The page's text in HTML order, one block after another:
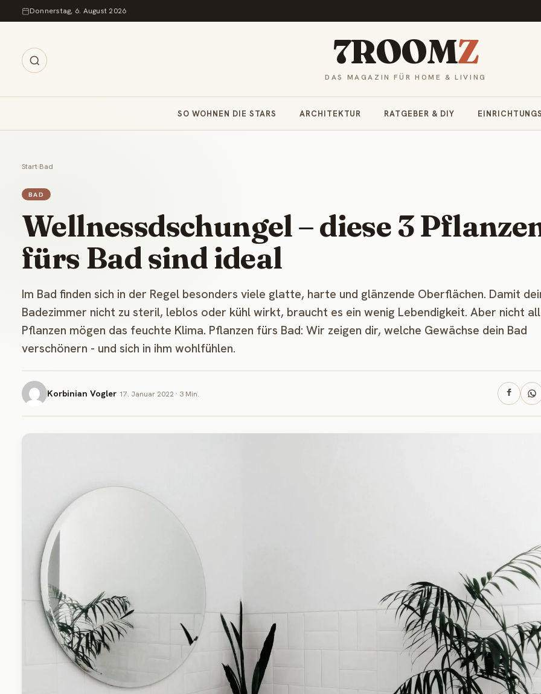
Zum Inhalt springen
Donnerstag, 6. August 2026
7ROOMZ
DAS MAGAZIN FÜR HOME & LIVING
SO WOHNEN DIE STARS ARCHITEKTUR RATGEBER & DIY
Start›Bad
BAD
Wellnessdschungel – diese 3
fürs Bad sind ideal
Im Bad finden sich in der Regel besonders viele glatte, harte und glänzende Oberflächen. Damit
Badezimmer nicht zu steril, leblos oder kühl wirkt, braucht es ein wenig Lebendigkeit. Aber nicht
Pflanzen mögen das feuchte Klima. Pflanzen fürs Bad: Wir zeigen dir, welche Gewächse dein Bad
verschönern - und sich in ihm wohlfühlen.
Korbinian Vogler 17. Januar 2022 · 3 Min.